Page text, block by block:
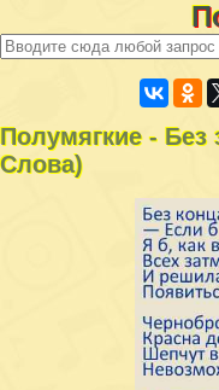
Полумягкие - Без
Слова)